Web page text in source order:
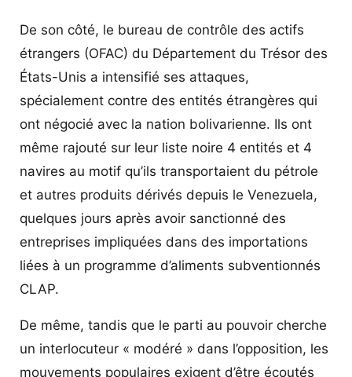
De son côté, le bureau de contrôle des actifs
étrangers (OFAC) du Département du Trésor des
États-Unis a intensifié ses attaques,
spécialement contre des entités étrangères qui
ont négocié avec la nation bolivarienne. Ils ont
même rajouté sur leur liste noire 4 entités et 4
navires au motif qu’ils transportaient du pétrole
et autres produits dérivés depuis le Venezuela,
quelques jours après avoir sanctionné des
entreprises impliquées dans des importations
liées à un programme d’aliments subventionnés
CLAP.
De même, tandis que le parti au pouvoir cherche
un interlocuteur « modéré » dans l’opposition, les
mouvements populaires exigent d’être écoutés